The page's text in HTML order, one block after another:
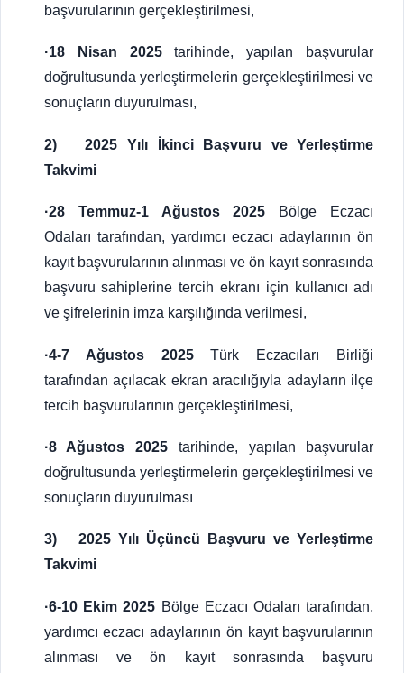
başvurularının gerçekleştirilmesi,
·18 Nisan 2025tarihinde, yapılan başvurular
doğrultusunda yerleştirmelerin gerçekleştirilmesi ve
sonuçların duyurulması,
2) 2025 Yılı İkinci Başvuru ve Yerleştirme
Takvimi
·28 Temmuz-1 Ağustos 2025 Bölge Eczacı
Odaları tarafından, yardımcı eczacı adaylarının ön
kayıt başvurularının alınması ve ön kayıt sonrasında
başvuru sahiplerine tercih ekranı için kullanıcı adı
ve şifrelerinin imza karşılığında verilmesi,
·4-7 Ağustos 2025Türk Eczacıları Birliği
tarafından açılacak ekran aracılığıyla adayların ilçe
tercih başvurularının gerçekleştirilmesi,
·8 Ağustos 2025 tarihinde, yapılan başvurular
doğrultusunda yerleştirmelerin gerçekleştirilmesi ve
sonuçların duyurulması
3) 2025 Yılı Üçüncü Başvuru ve Yerleştirme
Takvimi
·6-10 Ekim 2025 Bölge Eczacı Odaları tarafından,
yardımcı eczacı adaylarının ön kayıt başvurularının
alınması ve ön kayıt sonrasında başvuru